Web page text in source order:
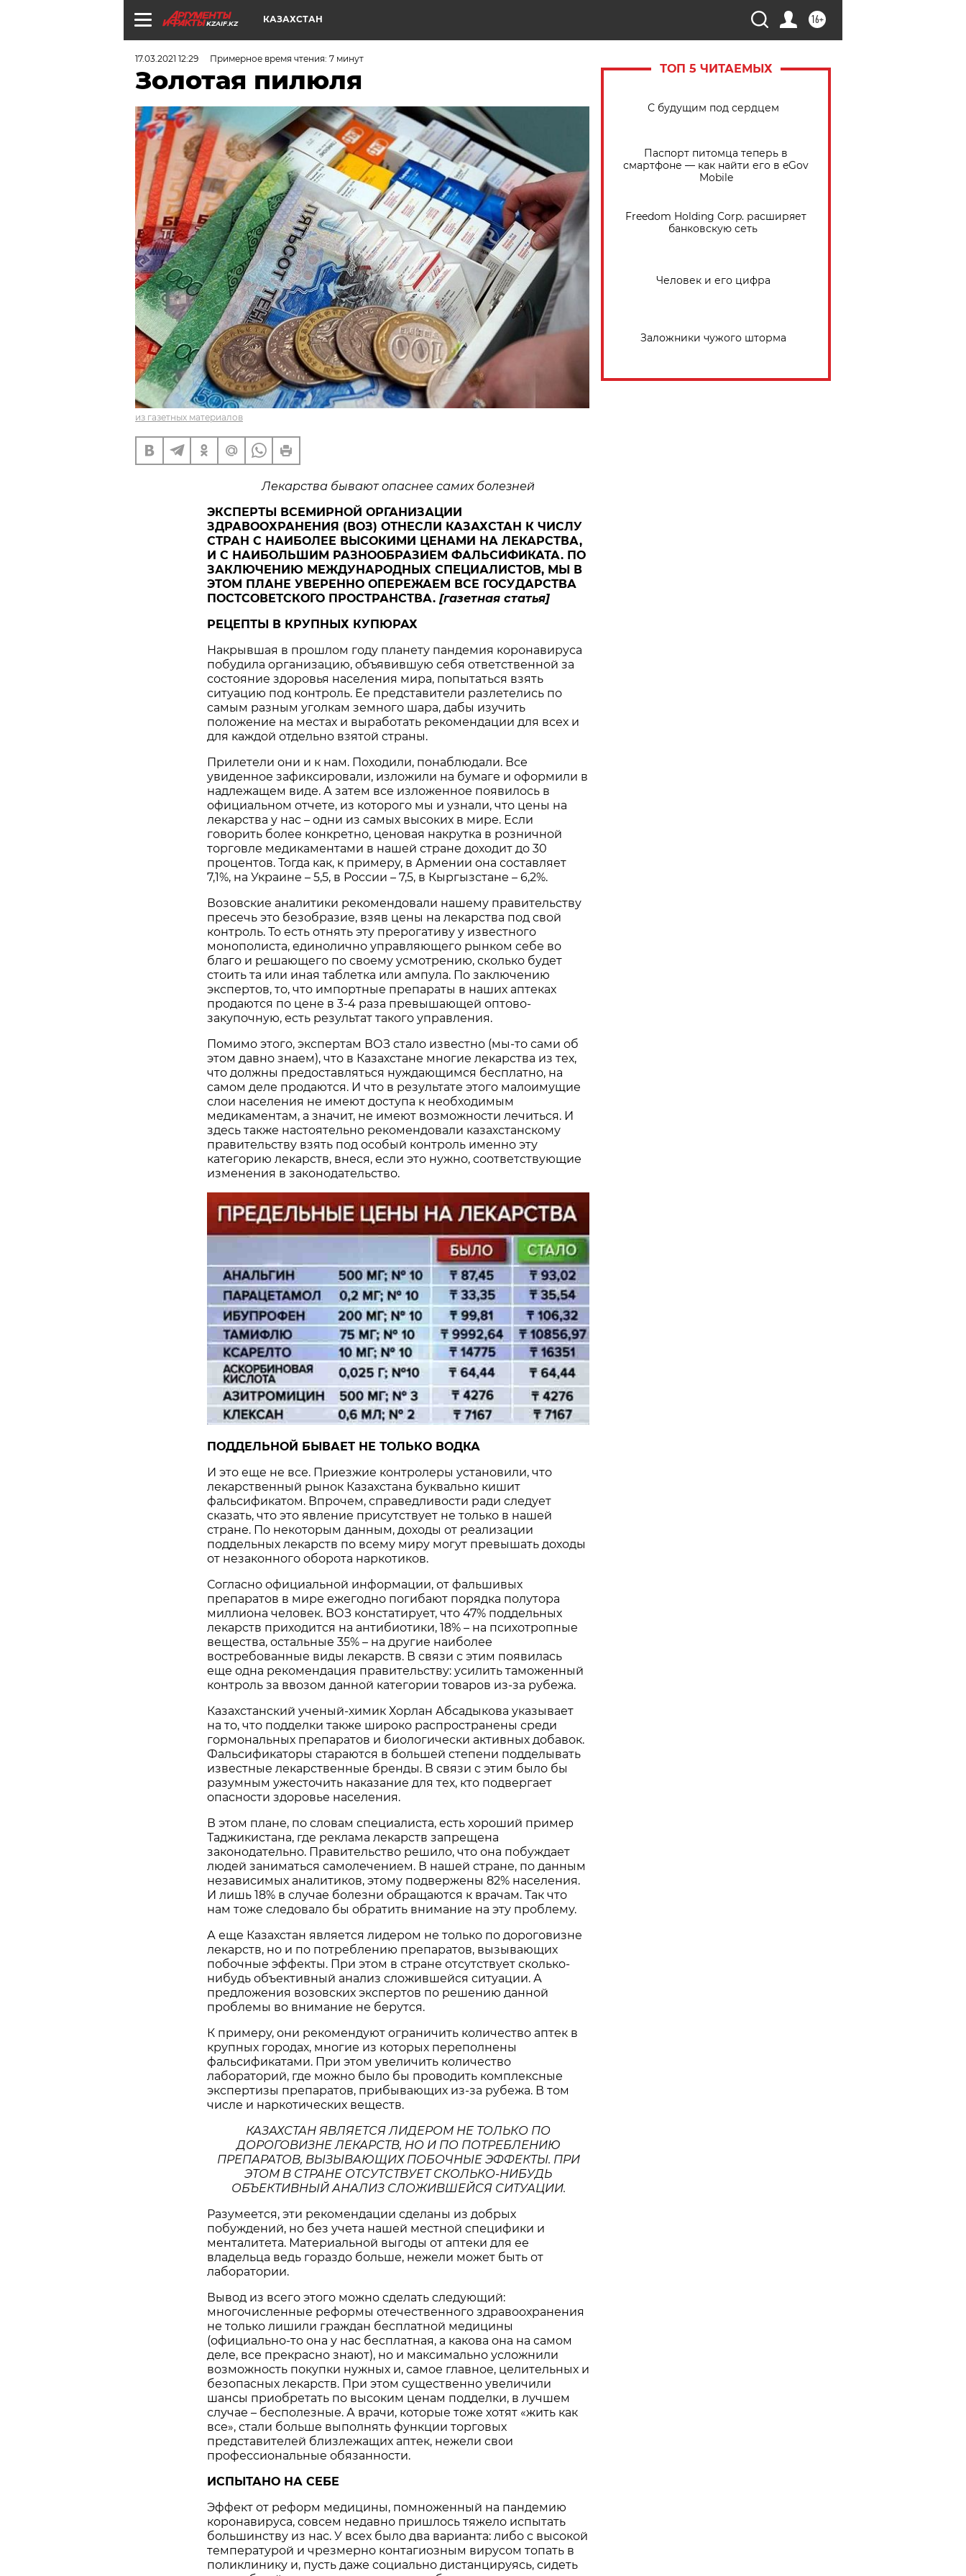
KZAIF.KZ 16+
КАЗАХСТАН
17.03.2021 12:29 Примерное время чтения: 7 минут
Золотая пилюля
из газетных материалов
Лекарства бывают опаснее самих болезней
ЭКСПЕРТЫ ВСЕМИРНОЙ ОРГАНИЗАЦИИ
ЗДРАВООХРАНЕНИЯ (ВОЗ) ОТНЕСЛИ КАЗАХСТАН К ЧИСЛУ
СТРАН С НАИБОЛЕЕ ВЫСОКИМИ ЦЕНАМИ НА ЛЕКАРСТВА,
И С НАИБОЛЬШИМ РАЗНООБРАЗИЕМ ФАЛЬСИФИКАТА. ПО
ЗАКЛЮЧЕНИЮ МЕЖДУНАРОДНЫХ СПЕЦИАЛИСТОВ, МЫ В
ЭТОМ ПЛАНЕ УВЕРЕННО ОПЕРЕЖАЕМ ВСЕ ГОСУДАРСТВА
ПОСТСОВЕТСКОГО ПРОСТРАНСТВА. [газетная статья]
РЕЦЕПТЫ В КРУПНЫХ КУПЮРАХ
Накрывшая в прошлом году планету пандемия коронавируса
побудила организацию, объявившую себя ответственной за
состояние здоровья населения мира, попытаться взять
ситуацию под контроль. Ее представители разлетелись по
самым разным уголкам земного шара, дабы изучить
положение на местах и выработать рекомендации для всех и
для каждой отдельно взятой страны.
Прилетели они и к нам. Походили, понаблюдали. Все
увиденное зафиксировали, изложили на бумаге и оформили в
надлежащем виде. А затем все изложенное появилось в
официальном отчете, из которого мы и узнали, что цены на
лекарства у нас – одни из самых высоких в мире. Если
говорить более конкретно, ценовая накрутка в розничной
торговле медикаментами в нашей стране доходит до 30
процентов. Тогда как, к примеру, в Армении она составляет
7,1%, на Украине – 5,5, в России – 7,5, в Кыргызстане – 6,2%.
Возовские аналитики рекомендовали нашему правительству
пресечь это безобразие, взяв цены на лекарства под свой
контроль. То есть отнять эту прерогативу у известного
монополиста, единолично управляющего рынком себе во
благо и решающего по своему усмотрению, сколько будет
стоить та или иная таблетка или ампула. По заключению
экспертов, то, что импортные препараты в наших аптеках
продаются по цене в 3-4 раза превышающей оптово-
закупочную, есть результат такого управления.
Помимо этого, экспертам ВОЗ стало известно (мы-то сами об
этом давно знаем), что в Казахстане многие лекарства из тех,
что должны предоставляться нуждающимся бесплатно, на
самом деле продаются. И что в результате этого малоимущие
слои населения не имеют доступа к необходимым
медикаментам, а значит, не имеют возможности лечиться. И
здесь также настоятельно рекомендовали казахстанскому
правительству взять под особый контроль именно эту
категорию лекарств, внеся, если это нужно, соответствующие
изменения в законодательство.
ПОДДЕЛЬНОЙ БЫВАЕТ НЕ ТОЛЬКО ВОДКА
И это еще не все. Приезжие контролеры установили, что
лекарственный рынок Казахстана буквально кишит
фальсификатом. Впрочем, справедливости ради следует
сказать, что это явление присутствует не только в нашей
стране. По некоторым данным, доходы от реализации
поддельных лекарств по всему миру могут превышать доходы
от незаконного оборота наркотиков.
Согласно официальной информации, от фальшивых
препаратов в мире ежегодно погибают порядка полутора
миллиона человек. ВОЗ констатирует, что 47% поддельных
лекарств приходится на антибиотики, 18% – на психотропные
вещества, остальные 35% – на другие наиболее
востребованные виды лекарств. В связи с этим появилась
еще одна рекомендация правительству: усилить таможенный
контроль за ввозом данной категории товаров из-за рубежа.
Казахстанский ученый-химик Хорлан Абсадыкова указывает
на то, что подделки также широко распространены среди
гормональных препаратов и биологически активных добавок.
Фальсификаторы стараются в большей степени подделывать
известные лекарственные бренды. В связи с этим было бы
разумным ужесточить наказание для тех, кто подвергает
опасности здоровье населения.
В этом плане, по словам специалиста, есть хороший пример
Таджикистана, где реклама лекарств запрещена
законодательно. Правительство решило, что она побуждает
людей заниматься самолечением. В нашей стране, по данным
независимых аналитиков, этому подвержены 82% населения.
И лишь 18% в случае болезни обращаются к врачам. Так что
нам тоже следовало бы обратить внимание на эту проблему.
А еще Казахстан является лидером не только по дороговизне
лекарств, но и по потреблению препаратов, вызывающих
побочные эффекты. При этом в стране отсутствует сколько-
нибудь объективный анализ сложившейся ситуации. А
предложения возовских экспертов по решению данной
проблемы во внимание не берутся.
К примеру, они рекомендуют ограничить количество аптек в
крупных городах, многие из которых переполнены
фальсификатами. При этом увеличить количество
лабораторий, где можно было бы проводить комплексные
экспертизы препаратов, прибывающих из-за рубежа. В том
числе и наркотических веществ.
КАЗАХСТАН ЯВЛЯЕТСЯ ЛИДЕРОМ НЕ ТОЛЬКО ПО
ДОРОГОВИЗНЕ ЛЕКАРСТВ, НО И ПО ПОТРЕБЛЕНИЮ
ПРЕПАРАТОВ, ВЫЗЫВАЮЩИХ ПОБОЧНЫЕ ЭФФЕКТЫ. ПРИ
ЭТОМ В СТРАНЕ ОТСУТСТВУЕТ СКОЛЬКО-НИБУДЬ
ОБЪЕКТИВНЫЙ АНАЛИЗ СЛОЖИВШЕЙСЯ СИТУАЦИИ.
Разумеется, эти рекомендации сделаны из добрых
побуждений, но без учета нашей местной специфики и
менталитета. Материальной выгоды от аптеки для ее
владельца ведь гораздо больше, нежели может быть от
лаборатории.
Вывод из всего этого можно сделать следующий:
многочисленные реформы отечественного здравоохранения
не только лишили граждан бесплатной медицины
(официально-то она у нас бесплатная, а какова она на самом
деле, все прекрасно знают), но и максимально усложнили
возможность покупки нужных и, самое главное, целительных и
безопасных лекарств. При этом существенно увеличили
шансы приобретать по высоким ценам подделки, в лучшем
случае – бесполезные. А врачи, которые тоже хотят «жить как
все», стали больше выполнять функции торговых
представителей близлежащих аптек, нежели свои
профессиональные обязанности.
ИСПЫТАНО НА СЕБЕ
Эффект от реформ медицины, помноженный на пандемию
коронавируса, совсем недавно пришлось тяжело испытать
большинству из нас. У всех было два варианта: либо с высокой
температурой и чрезмерно контагиозным вирусом топать в
поликлинику и, пусть даже социально дистанцируясь, сидеть
ТОП 5 ЧИТАЕМЫХ
С будущим под сердцем
Паспорт питомца теперь в
смартфоне — как найти его в eGov
Mobile
Freedom Holding Corp. расширяет
банковскую сеть
Человек и его цифра
Заложники чужого шторма